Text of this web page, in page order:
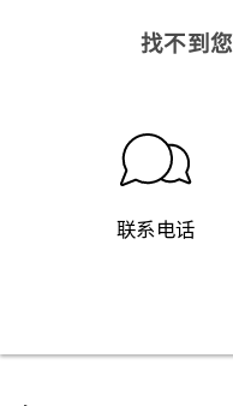
找不到
联系电话